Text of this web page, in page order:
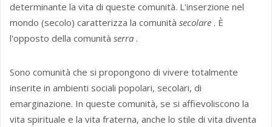
determinante la vita di queste comunità. L'inserzione nel
mondo (secolo) caratterizza la comunità secolare . È
l'opposto della comunità serra .
Sono comunità che si propongono di vivere totalmente
inserite in ambienti sociali popolari, secolari, di
emarginazione. In queste comunità, se si affievoliscono la
vita spirituale e la vita fraterna, anche lo stile di vita diventa